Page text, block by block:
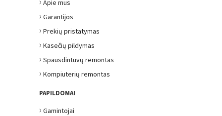
Apie mus
› Garantijos
› Prekių pristatymas
› Kasečių pildymas
› Spausdintuvų remontas
› Kompiuterių remontas
PAPILDOMAI
› Gamintojai